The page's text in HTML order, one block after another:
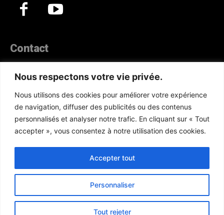
Nous respectons votre vie privée.
Nous utilisons des cookies pour améliorer votre expérience
de navigation, diffuser des publicités ou des contenus
personnalisés et analyser notre trafic. En cliquant sur « Tout
accepter », vous consentez à notre utilisation des cookies.
Personnaliser
Tout rejeter
Accepter tout
Contact
Téléphone :(+221) 70 330 86 87‬
WhatsApp : (+33) 6 52 17 85 46
E-mail : redaction@atlanticactu.com
E-mail : commercial@atlanticactu.com
Nous écrire Qui sommes-nous ?
Copyright © AtlanticActu.com. Tous droits réservés. Designed by